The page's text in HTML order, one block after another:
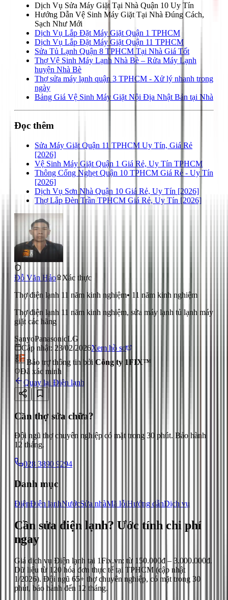
Dịch Vụ Sửa Máy Giặt Tại Nhà Quận 10 Uy Tín
Hướng Dẫn Vệ Sinh Máy Giặt Tại Nhà Đúng Cách,
Sạch Như Mới
Dịch Vụ Lắp Đặt Máy Giặt Quận 1 TPHCM
Dịch Vụ Lắp Đặt Máy Giặt Quận 11 TPHCM
Sửa Tủ Lạnh Quận 8 TPHCM Tại Nhà Giá Tốt
Thợ Vệ Sinh Máy Lạnh Nhà Bè – Rửa Máy Lạnh
huyện Nhà Bè
Thợ sửa máy lạnh quận 3 TPHCM - Xử lý nhanh trong
ngày
Bảng Giá Vệ Sinh Máy Giặt Nội Địa Nhật Bản tại Nhà
Đọc thêm
Sửa Máy Giặt Quận 11 TPHCM Uy Tín, Giá Rẻ
[2026]
Vệ Sinh Máy Giặt Quận 1 Giá Rẻ, Uy Tín TPHCM
Thông Cống Nghẹt Quận 10 TPHCM Giá Rẻ - Uy Tín
[2026]
Dịch Vụ Sơn Nhà Quận 10 Giá Rẻ, Uy Tín [2026]
Thợ Lắp Đèn Trần TPHCM Giá Rẻ, Uy Tín [2026]
Đỗ Văn Hảo
Xác thực
Thợ điện lạnh 11 năm kinh nghiệm• 11 năm kinh nghiệm
Thợ điện lạnh 11 năm kinh nghiệm, sửa máy lạnh tủ lạnh máy
giặt các hãng
SanyoPanasonicLG
Cập nhật: 23/02/2026Xem hồ sơ
Bảo trợ thông tin bởi Công ty 1FIX™
Đã xác minh
Quay lại Điện lạnh
Cần thợ sửa chữa?
Đội ngũ thợ chuyên nghiệp có mặt trong 30 phút. Bảo hành
12 tháng.
028 3890 9294
Danh mục
ĐiệnĐiện lạnhNướcSửa nhàMã lỗiHướng dẫnDịch vụ
Cần sửa điện lạnh? Ước tính chi phí
ngay
Giá dịch vụ Điện lạnh tại 1Fix.vn: từ 150.000đ – 3.000.000đ.
Dữ liệu từ 120 hóa đơn thực tế tại TPHCM (cập nhật
1/2026). Đội ngũ 65+ thợ chuyên nghiệp, có mặt trong 30
phút, bảo hành đến 12 tháng.